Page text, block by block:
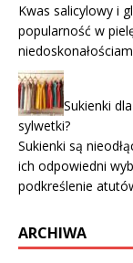
Kwas salicylowy i
popularność w
Sukienki
sylwetki?
Sukienki są
ich odpowiedni
podkreślenie
ARCHIWA